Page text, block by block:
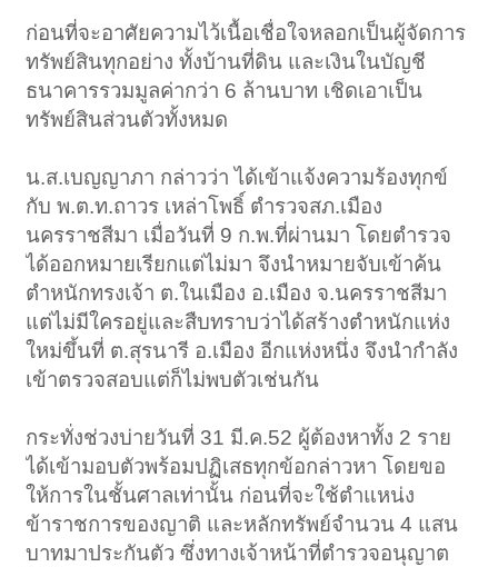
ก่อนที่จะอาศัยความไว้เนื้อเชื่อใจหลอกเป็นผู้จัดการ
ทรัพย์สินทุกอย่าง ทั้งบ้านที่ดิน และเงินในบัญชี
ธนาคารรวมมูลค่ากว่า 6 ล้านบาท เชิดเอาเป็น
ทรัพย์สินส่วนตัวทั้งหมด
น.ส.เบญญาภา กล่าวว่า ได้เข้าแจ้งความร้องทุกข์
กับ พ.ต.ท.ถาวร เหล่าโพธิ์ ตำรวจสภ.เมือง
นครราชสีมา เมื่อวันที่ 9 ก.พ.ที่ผ่านมา โดยตำรวจ
ได้ออกหมายเรียกแต่ไม่มา จึงนำหมายจับเข้าค้น
ตำหนักทรงเจ้า ต.ในเมือง อ.เมือง จ.นครราชสีมา
แต่ไม่มีใครอยู่และสืบทราบว่าได้สร้างตำหนักแห่ง
ใหม่ขึ้นที่ ต.สุรนารี อ.เมือง อีกแห่งหนึ่ง จึงนำกำลัง
เข้าตรวจสอบแต่ก็ไม่พบตัวเช่นกัน
กระทั่งช่วงบ่ายวันที่ 31 มี.ค.52 ผู้ต้องหาทั้ง 2 ราย
ได้เข้ามอบตัวพร้อมปฏิเสธทุกข้อกล่าวหา โดยขอ
ให้การในชั้นศาลเท่านั้น ก่อนที่จะใช้ตำแหน่ง
ข้าราชการของญาติ และหลักทรัพย์จำนวน 4 แสน
บาทมาประกันตัว ซึ่งทางเจ้าหน้าที่ตำรวจอนุญาต